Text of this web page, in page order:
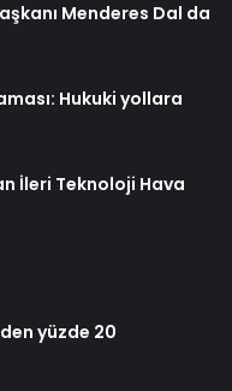
Menderes Dal da
Hukuki yollara
İleri Teknoloji Hava
yüzde 20